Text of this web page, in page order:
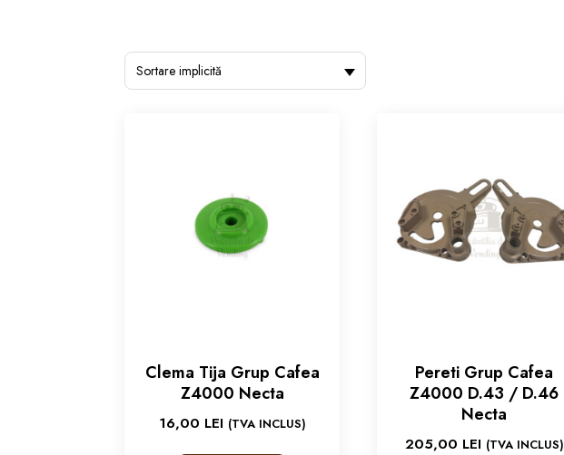
Sortare implicită
Clema Tija Grup Cafea
Z4000 Necta
16,00 LEI (TVA INCLUS)
Pereti Grup Cafea
Z4000 D.43 / D.46
Necta
205,00 LEI (TVA INCLUS)